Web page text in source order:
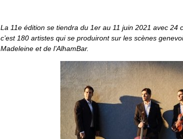
La 11e édition se tiendra du 1er au 11 juin 2021 avec
c’est 180 artistes qui se produiront sur les scènes
Madeleine et de l’AlhamBar.